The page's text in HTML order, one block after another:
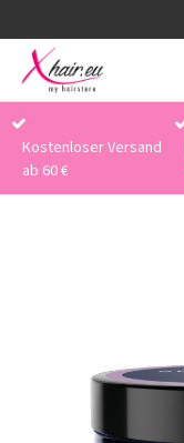
Kostenloser Versand
ab 60 €